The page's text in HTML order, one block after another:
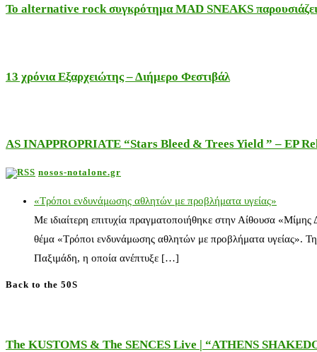
Το alternative rock συγκρότημα MAD SNEAKS
13 χρόνια Εξαρχειώτης – Διήμερο Φεστιβάλ
AS INAPPROPRIATE “Stars Bleed & Trees Yield ” – EP
nosos-notalone.gr
«Τρόποι ενδυνάμωσης αθλητών με προβλήματα υγείας»
Με ιδιαίτερη επιτυχία πραγματοποιήθηκε στην Αίθουσα
θέμα «Τρόποι ενδυνάμωσης αθλητών με προβλήματα υγείας».
Παξιμάδη, η οποία ανέπτυξε […]
Back to the 50S
The KUSTOMS & The SENCES Live | “ATHENS